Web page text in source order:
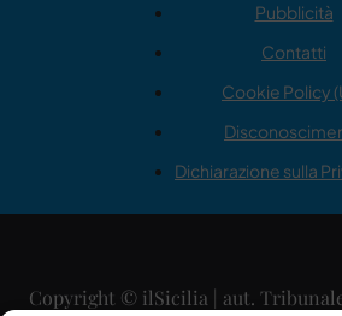
Pubblicità
Contatti
Cookie Policy
Dichiarazione sulla
Copyright © ilSicilia | aut.